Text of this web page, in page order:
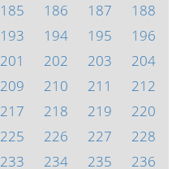
185 186 187
188
193 194 195
196
201 202 203
204
209 210 211
212
217 218 219
220
225 226 227
228
233 234 235
236